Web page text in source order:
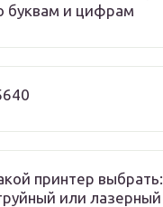
буквам и цифрам
принтер выбрать:
или лазерный